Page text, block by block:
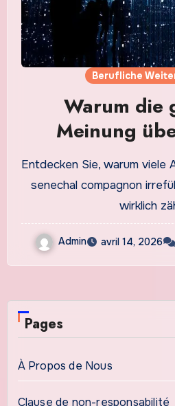
Berufliche
Warum die
Meinung
senechal
ist
Entdecken Sie, warum viele
senechal compagnon
wirklich
Admin avril 14, 2026
Pages
À Propos de Nous
Clause de non-responsabilité